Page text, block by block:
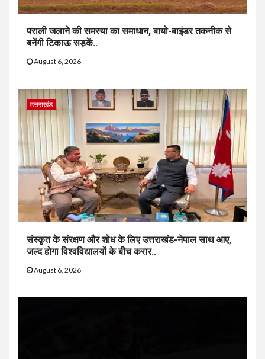
पराली जलाने की समस्या का समाधान, बायो-बाइंडर तकनीक से
बनेंगी टिकाऊ सड़कें..
August 6, 2026
उत्तराखंड
संस्कृत के संरक्षण और शोध के लिए उत्तराखंड-नेपाल साथ आए,
जल्द होगा विश्वविद्यालयों के बीच करार..
August 6, 2026